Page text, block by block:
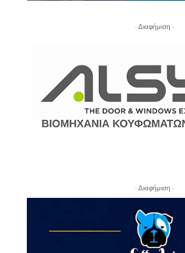
- Διαφήμιση -
- Διαφήμιση -